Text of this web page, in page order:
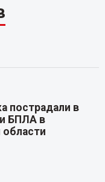
пострадали в
БПЛА в